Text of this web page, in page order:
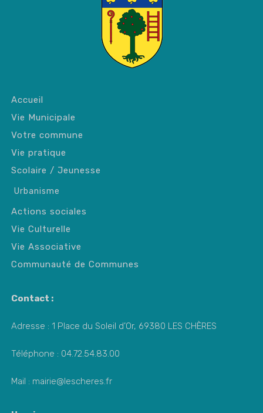
Accueil
Vie Municipale
Votre commune
Vie pratique
Scolaire / Jeunesse
Urbanisme
Actions sociales
Vie Culturelle
Vie Associative
Communauté de Communes
Contact :
Adresse : 1 Place du Soleil d’Or, 69380 LES CHÈRES
Téléphone : 04.72.54.83.00
Mail : mairie@lescheres.fr